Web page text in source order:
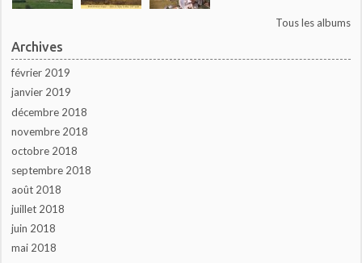
Tous les albums
Archives
février 2019
janvier 2019
décembre 2018
novembre 2018
octobre 2018
septembre 2018
août 2018
juillet 2018
juin 2018
mai 2018